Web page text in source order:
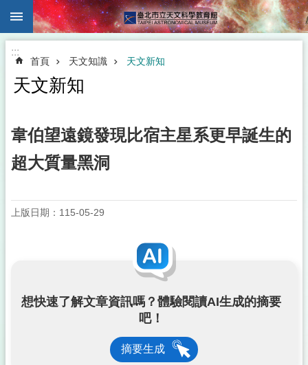
跳到主要內容區塊
:::
首頁 天文知識 天文新知
天文新知
韋伯望遠鏡發現比宿主星系更早誕生的
超大質量黑洞
上版日期：115-05-29
想快速了解文章資訊嗎？體驗閱讀AI生成的摘要
吧！
摘要生成